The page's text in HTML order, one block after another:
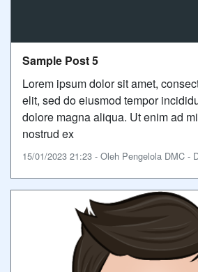
Sample Post 5
Lorem ipsum dolor sit amet,
elit, sed do eiusmod tempor
dolore magna aliqua. Ut enim ad
nostrud ex
15/01/2023 21:23 - Oleh Pengelola DMC -